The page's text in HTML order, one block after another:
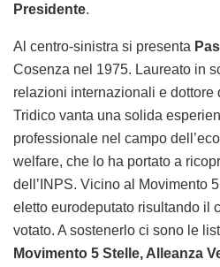
Presidente.
Al centro-sinistra si presenta
Cosenza nel 1975. Laureato in
relazioni internazionali e dottore
Tridico vanta una solida
professionale nel campo
welfare, che lo ha portato a
dell’INPS. Vicino al Movimento
eletto eurodeputato risultando il
votato. A sostenerlo ci sono le
Movimento 5 Stelle, Alleanza